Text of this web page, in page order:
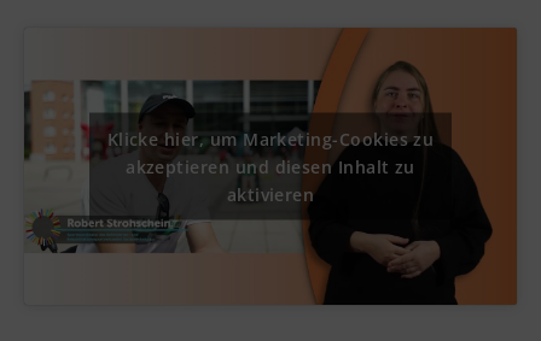
Klicke hier, um Marketing-Cookies zu
akzeptieren und diesen Inhalt zu
aktivieren